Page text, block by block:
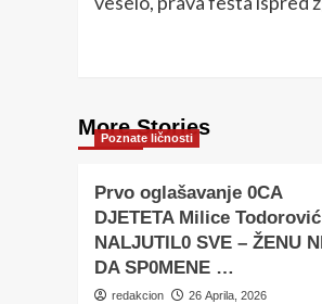
More Stories
Poznate ličnosti
Prvo oglašavanje 0CA
DJETETA Milice Todorović
NALJUTlL0 SVE – ŽENU
DA SP0MENE …
redakcion 26 Aprila, 2026